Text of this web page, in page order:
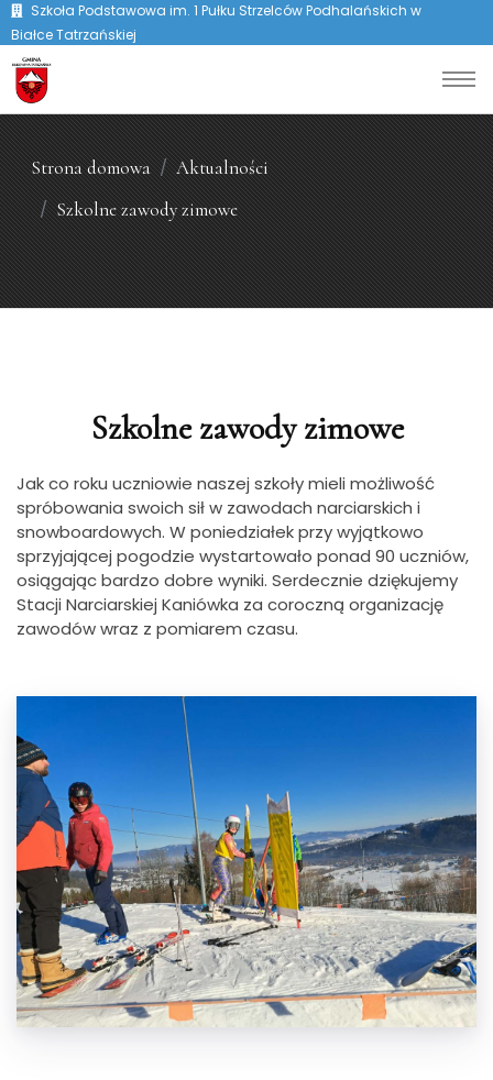
Szkoła Podstawowa im. 1 Pułku Strzelców Podhalańskich w
Białce Tatrzańskiej
Strona domowa
Aktualności
Szkolne zawody zimowe
Szkolne zawody zimowe
Jak co roku uczniowie naszej szkoły mieli możliwość
spróbowania swoich sił w zawodach narciarskich i
snowboardowych. W poniedziałek przy wyjątkowo
sprzyjającej pogodzie wystartowało ponad 90 uczniów,
osiągając bardzo dobre wyniki. Serdecznie dziękujemy
Stacji Narciarskiej Kaniówka za coroczną organizację
zawodów wraz z pomiarem czasu.